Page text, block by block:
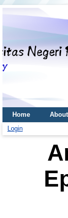
Home About
Login